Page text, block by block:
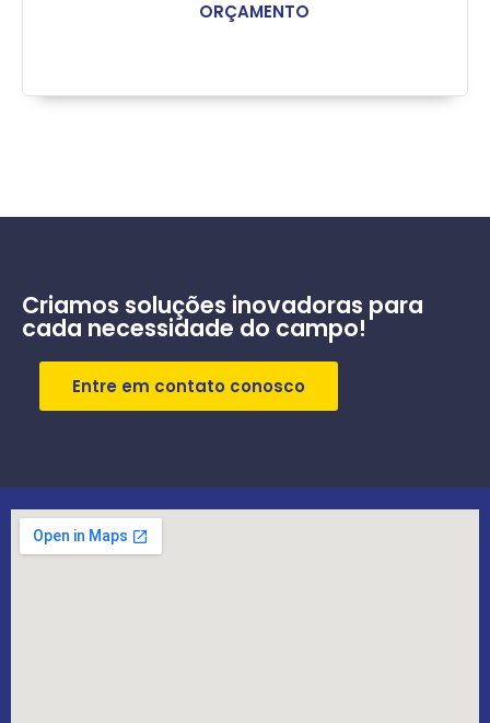
ORÇAMENTO
Criamos soluções inovadoras para
cada necessidade do campo!
Entre em contato conosco